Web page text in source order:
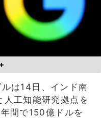
は14日、インド南
人工知能研究拠点を
間で150億ドルを